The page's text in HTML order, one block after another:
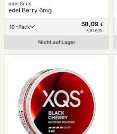
edel Snus
edel Berry 6mg
10 -Pack 58,09 €
5,81 €/St.
Nicht auf Lager